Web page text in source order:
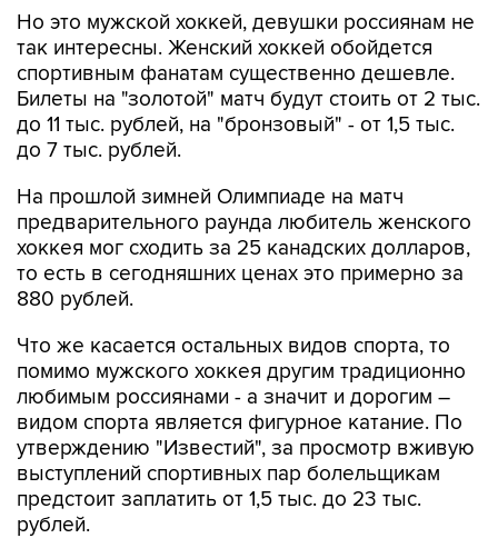
Но это мужской хоккей, девушки россиянам не
так интересны. Женский хоккей обойдется
спортивным фанатам существенно дешевле.
Билеты на "золотой" матч будут стоить от 2 тыс.
до 11 тыс. рублей, на "бронзовый" - от 1,5 тыс.
до 7 тыс. рублей.
На прошлой зимней Олимпиаде на матч
предварительного раунда любитель женского
хоккея мог сходить за 25 канадских долларов,
то есть в сегодняшних ценах это примерно за
880 рублей.
Что же касается остальных видов спорта, то
помимо мужского хоккея другим традиционно
любимым россиянами - а значит и дорогим –
видом спорта является фигурное катание. По
утверждению "Известий", за просмотр вживую
выступлений спортивных пар болельщикам
предстоит заплатить от 1,5 тыс. до 23 тыс.
рублей.